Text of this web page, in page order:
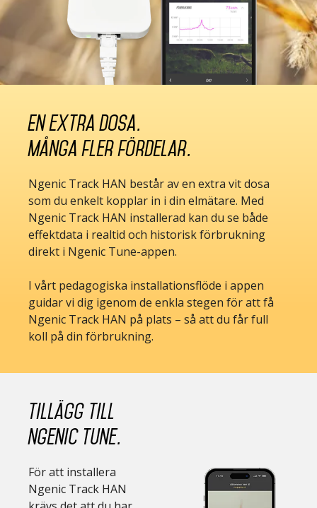
En extra dosa.
Många fler fördelar.
Ngenic Track HAN består av en extra vit dosa
som du enkelt kopplar in i din elmätare. Med
Ngenic Track HAN installerad kan du se både
effektdata i realtid och historisk förbrukning
direkt i Ngenic Tune-appen.
I vårt pedagogiska installationsflöde i appen
guidar vi dig igenom de enkla stegen för att få
Ngenic Track HAN på plats – så att du får full
koll på din förbrukning.
Tillägg till
Ngenic Tune.
För att installera
Ngenic Track HAN